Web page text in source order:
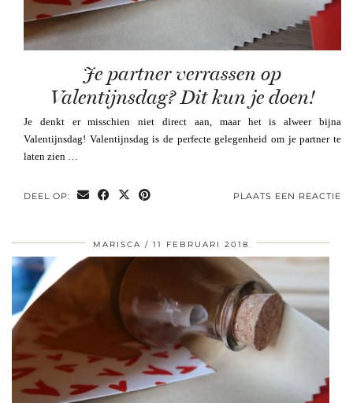
Je partner verrassen op
Valentijnsdag? Dit kun je doen!
Je denkt er misschien niet direct aan, maar het is alweer bijna
Valentijnsdag! Valentijnsdag is de perfecte gelegenheid om je partner te
laten zien …
DEEL OP: PLAATS EEN REACTIE
MARISCA 11 FEBRUARI 2018